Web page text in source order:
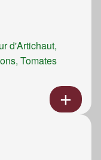
d'Artichaut,
Tomates